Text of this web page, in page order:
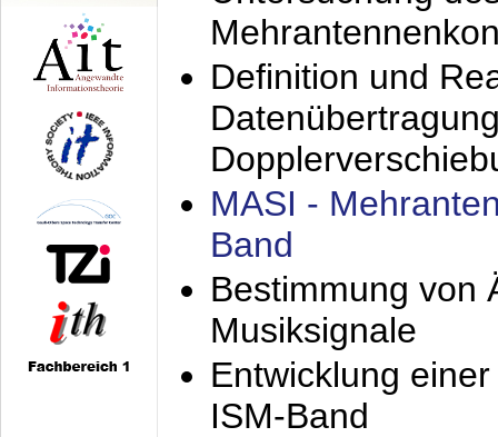
Definition und
MASI -
Band
Bestimmung von
Musiksignale
Entwicklung
ISM-Band